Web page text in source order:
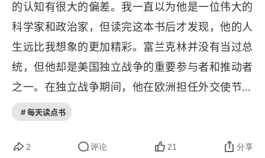
被上帝带走的小生命
定义自己的上帝
道德完善计划
启蒙运动的信条：从实际出发观察万物
稀泥，而是正确的路，就好像沿着独木桥的中间行
走。怯懦的反义词，不是勇敢而是鲁莽，怯懦和鲁
莽的中间，才是勇敢，这就是富兰克林经常秉持的
原则，特别是晚年时期的原则，折中。
的认知有很大的偏差。我一直以为他是一位伟大的
科学家和政治家，但读完这本书后才发现，他的人
生远比我想象的更加精彩。富兰克林并没有当过总
统，但他却是美国独立战争的重要参与者和推动者
之一。在独立战争期间，他在欧洲担任外交使节，
为美国争取到了重要的国际支持。同时，他还积极
基础。因此，他被誉为美国的开国元勋之一。虽然
# 每天读点书
2 评论 21 分享